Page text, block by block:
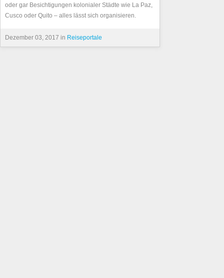
oder gar Besichtigungen kolonialer Städte wie La Paz,
Cusco oder Quito – alles lässt sich organisieren.
Dezember 03, 2017 in Reiseportale